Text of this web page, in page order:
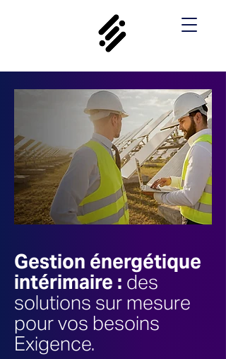
Gestion énergétique
intérimaire : des
solutions sur mesure
pour vos besoins
Exigence.